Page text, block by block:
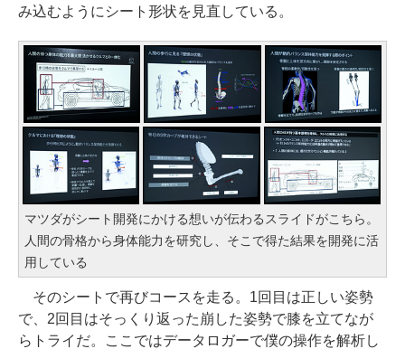
み込むようにシート形状を見直している。
マツダがシート開発にかける想いが伝わるスライドがこちら。
人間の骨格から身体能力を研究し、そこで得た結果を開発に活
用している
そのシートで再びコースを走る。1回目は正しい姿勢
で、2回目はそっくり返った崩した姿勢で膝を立てなが
らトライだ。ここではデータロガーで僕の操作を解析し